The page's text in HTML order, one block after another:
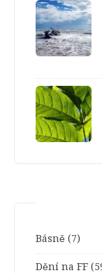
Básně (7)
Dění na FF